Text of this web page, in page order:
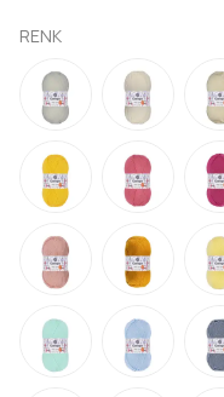
RENK